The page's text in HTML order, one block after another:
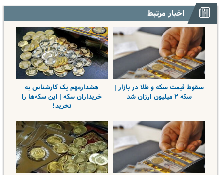
اخبار مرتبط
سقوط قیمت‌ سکه و طلا در بازار |
سکه ۲ میلیون ارزان شد
هشدارمهم یک کارشناس به
خریداران سکه | این سکه‌ها را
نخرید!